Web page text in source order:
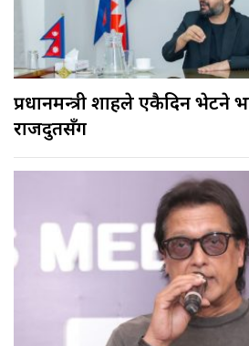
प्रधानमन्त्री शाहले एकैदिन भेटने
राजदुतसँग